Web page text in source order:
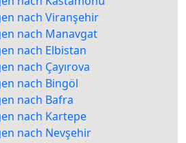
nach Viranşehir
nach Manavgat
nach Elbistan
nach Çayırova
nach Bingöl
nach Bafra
nach Kartepe
nach Nevşehir